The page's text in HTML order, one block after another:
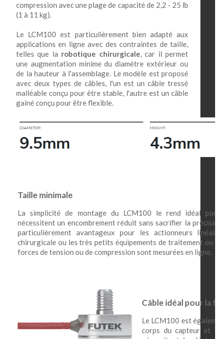
compression avec une plage de capacité de 2,2 - 25 lb
(1 à 11 kg).
Le LCM100 est particulièrement bien adapté aux
applications en ligne avec des contraintes de taille,
telles que la robotique chirurgicale, car il permet
une augmentation minime du diamètre extérieur ou
de la hauteur à l'assemblage. Le modèle est proposé
avec deux types de câbles, l'un est un câble tressé
malléable conçu pour être stable, l'autre est un câble
gainé conçu pour être flexible.
Taille minimale
La simplicité de montage du LCM100 le rend idéal
nécessitent un encombrement réduit sans sacrifier la
particulièrement avantageux pour les actionneurs
chirurgicale ou les très petits équipements de traitement ou
forces de tension ou de compression sont mesurées en ligne.
Câble idéal pour la
Le LCM100 est
corps du capteur et